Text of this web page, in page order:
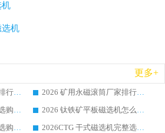
机
选机
更多+
2026 矿用永磁滚筒厂家排行榜选购干货指南 行业口碑标杆华体会手机网页版-华体会(中国) 实力出众
2026 矿用永磁滚筒厂家排行榜选购指南，行业口碑领域强者华体会手机网页版-华体会(中国)
2026 钛铁矿平板磁选机选购全攻略 市场公认优质品牌厂家实力排行榜
2026 钛铁矿平板磁选机怎么选 靠谱生产企业实力排行榜选购参考攻略
2026 钛铁矿平板磁选机选购指南 行业口碑优选品牌生产企业实力排行榜
2026CTG 干式磁选机完整选购指南 行业口碑顶尖靠谱生产龙头厂家实力推荐